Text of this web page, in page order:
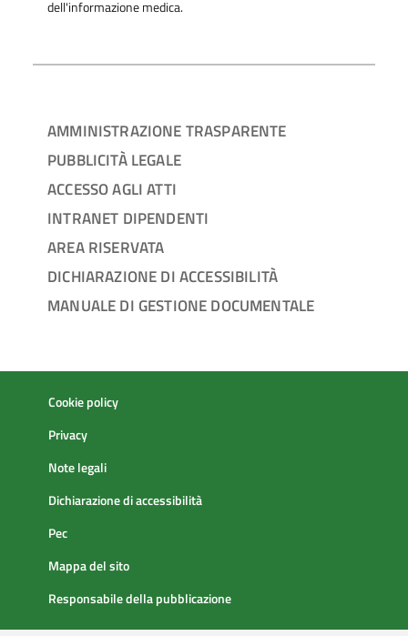
dell'informazione medica.
AMMINISTRAZIONE TRASPARENTE
PUBBLICITÀ LEGALE
ACCESSO AGLI ATTI
INTRANET DIPENDENTI
AREA RISERVATA
DICHIARAZIONE DI ACCESSIBILITÀ
MANUALE DI GESTIONE DOCUMENTALE
Cookie policy
Privacy
Note legali
Dichiarazione di accessibilità
Pec
Mappa del sito
Responsabile della pubblicazione